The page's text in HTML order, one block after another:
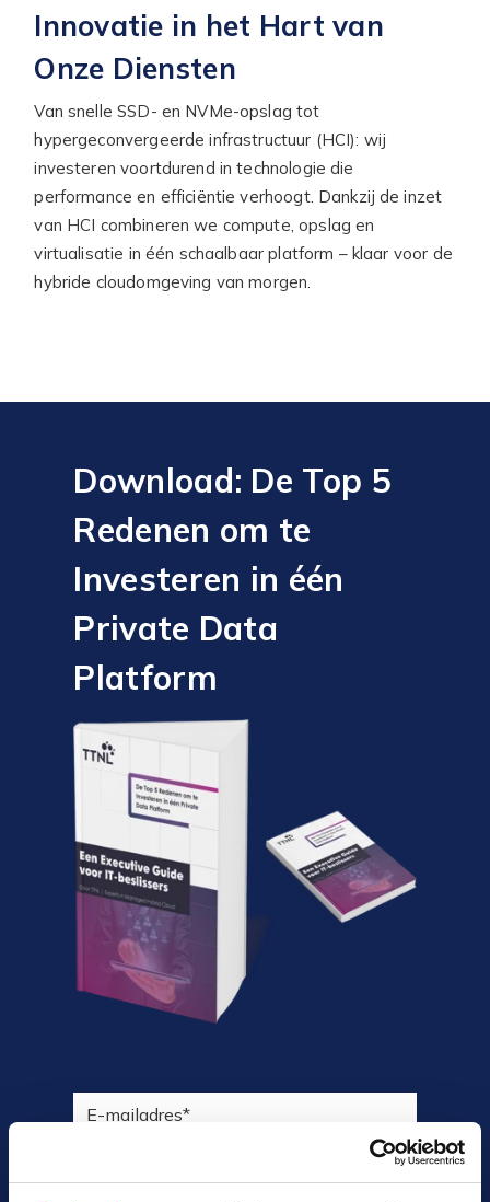
Innovatie in het Hart van
Onze Diensten
Van snelle SSD- en NVMe-opslag tot
hypergeconvergeerde infrastructuur (HCI): wij
investeren voortdurend in technologie die
performance en efficiëntie verhoogt. Dankzij de inzet
van HCI combineren we compute, opslag en
virtualisatie in één schaalbaar platform – klaar voor de
hybride cloudomgeving van morgen.
Download: De Top 5
Redenen om te
Investeren in één
Private Data
Platform